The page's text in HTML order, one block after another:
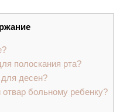
полоскания рта?
для десен?
больному ребенку?